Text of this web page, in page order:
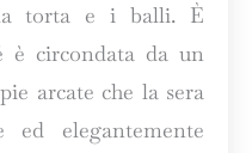
torta e i balli. È
è circondata da un
arcate che la sera
ed elegantemente